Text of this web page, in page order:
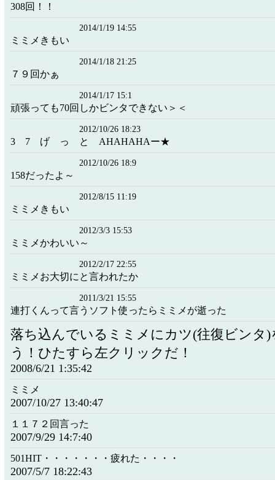
308回！！
2014/1/19 14:55
ミミメきもい
2014/1/18 21:25
７９回かぁ
2014/1/17 15:1
頑張っても70回しかビンタできない＞＜
2012/10/26 18:23
3 7 げ っ と AHAHAHAー★
2012/10/26 18:9
158だったよ～
2012/8/15 11:19
ミミメきもい
2012/3/3 15:53
ミミメかわいい～
2012/2/17 22:55
ミミメお大切にと言われたか
2011/3/21 15:55
連打くんって言うソフト使ったらミミメが逝った
落ち込んでいるミミメにカツ(往復ビンタ)
う！ひたすら左クリックだ！
2008/6/21 1:35:42
ミミメ
2007/10/27 13:40:47
１１７２回言った
2007/9/29 14:7:40
501HIT・・・・・・・疲れた・・・・
2007/5/7 18:22:43